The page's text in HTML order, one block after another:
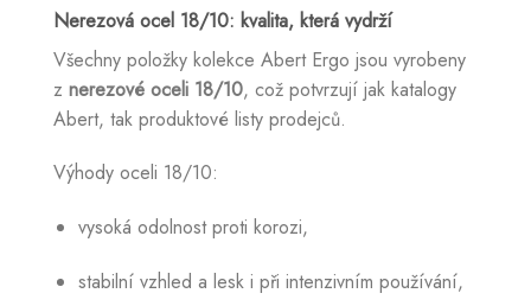
Nerezová ocel 18/10: kvalita, která vydrží
Všechny položky kolekce Abert Ergo jsou vyrobeny
z nerezové oceli 18/10, což potvrzují jak katalogy
Abert, tak produktové listy prodejců.
Výhody oceli 18/10:
vysoká odolnost proti korozi,
stabilní vzhled a lesk i při intenzivním používání,